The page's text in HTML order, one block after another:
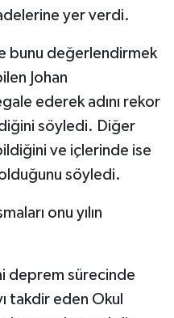
yer verdi.
bunu değerlendirmek
Johan
ederek adını rekor
söyledi. Diğer
ve içlerinde ise
söyledi.
onu yılın
deprem sürecinde
takdir eden Okul